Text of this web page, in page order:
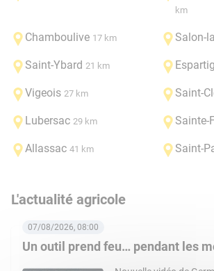
km
Chamboulive 17 km Salon-
Saint-Ybard 21 km
Vigeois 27 km Saint-
Lubersac 29 km Sainte-
Allassac 41 km Saint-
L'actualité agricole
Un outil prend feu… pendant les
07/08/2026, 08:00